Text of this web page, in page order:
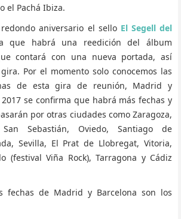
el Pachá Ibiza.
aniversario el sello El Segell del
que habrá una reedición del álbum
contará con una nueva portada, así
Por el momento solo conocemos las
de esta gira de reunión, Madrid y
se confirma que habrá más fechas y
por otras ciudades como Zaragoza,
Sebastián, Oviedo, Santiago de
Sevilla, El Prat de Llobregat, Vitoria,
(festival Viña Rock), Tarragona y Cádiz
fechas de Madrid y Barcelona son los